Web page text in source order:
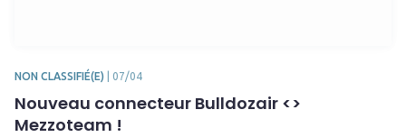
NON CLASSIFIÉ(E) 07/04
Nouveau connecteur Bulldozair <>
Mezzoteam !